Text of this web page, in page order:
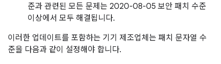
준과 관련된 모든 문제는 2020-08-05 보안 패치 수준
이상에서 모두 해결됩니다.
이러한 업데이트를 포함하는 기기 제조업체는 패치 문자열 수
준을 다음과 같이 설정해야 합니다.